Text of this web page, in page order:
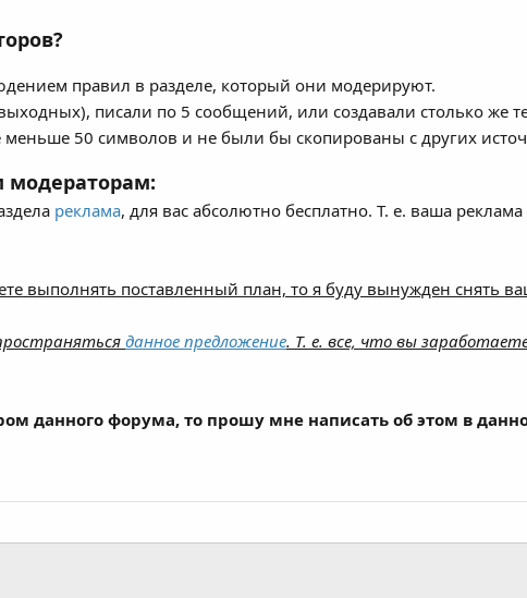
правил в разделе, который они модерируют.
писали по 5 сообщений, или создавали столько же
50 символов и не были бы скопированы с других
модераторам:
реклама, для вас абсолютно бесплатно. Т. е. ваша
выполнять поставленный план, то я буду вынужден снять
данное предложение. Т. е. все, что вы
данного форума, то прошу мне написать об этом в